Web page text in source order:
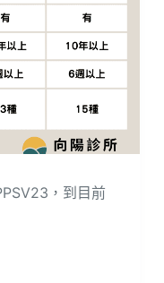
，到目前